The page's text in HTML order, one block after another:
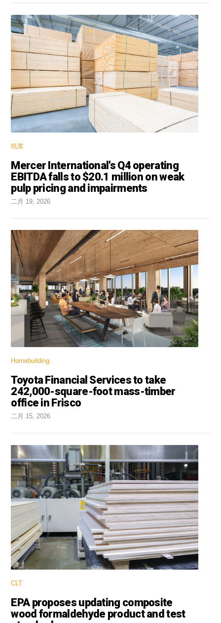
纸浆
Mercer International's Q4 operating
EBITDA falls to $20.1 million on weak
pulp pricing and impairments
二月 19, 2026
Homebuilding
Toyota Financial Services to take
242,000-square-foot mass-timber
office in Frisco
二月 15, 2026
CLT
EPA proposes updating composite
wood formaldehyde product and test